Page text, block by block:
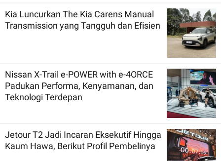
Kia Luncurkan The Kia Carens Manual
Transmission yang Tangguh dan Efisien
Nissan X-Trail e-POWER with e-4ORCE
Padukan Performa, Kenyamanan, dan
Teknologi Terdepan
Jetour T2 Jadi Incaran Eksekutif Hingga
Kaum Hawa, Berikut Profil Pembelinya